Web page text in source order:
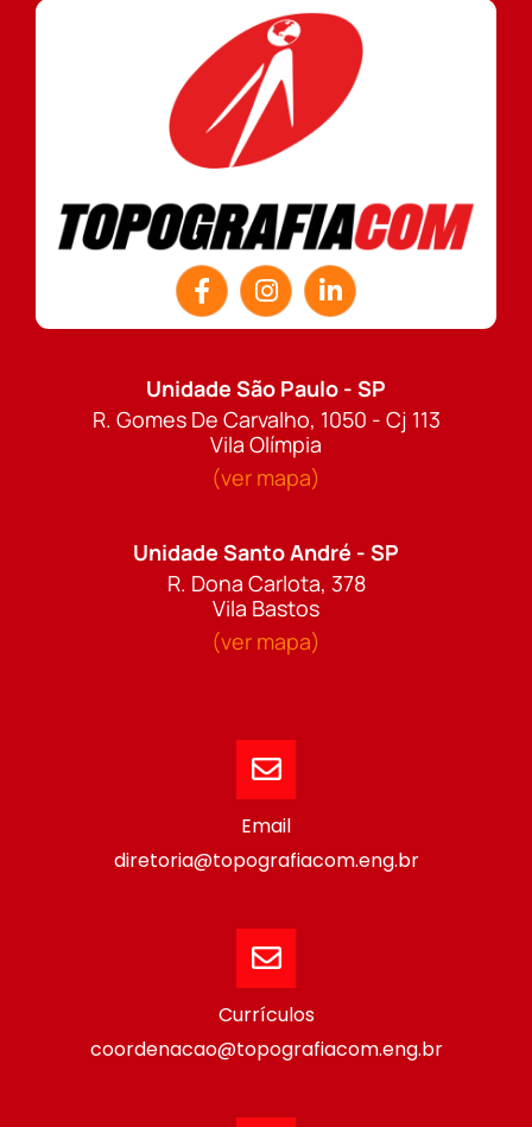
Unidade São Paulo - SP
R. Gomes De Carvalho, 1050 - Cj 113
Vila Olímpia
(ver mapa)
Unidade Santo André - SP
R. Dona Carlota, 378
Vila Bastos
(ver mapa)
Email
diretoria@topografiacom.eng.br
Currículos
coordenacao@topografiacom.eng.br